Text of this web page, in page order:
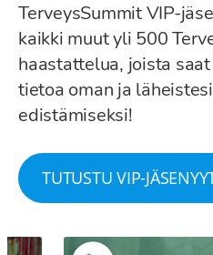
TerveysSummit VIP-
kaikki muut yli 500
haastattelua, joista
tietoa oman ja
edistämiseksi!
TUTUSTU VIP-